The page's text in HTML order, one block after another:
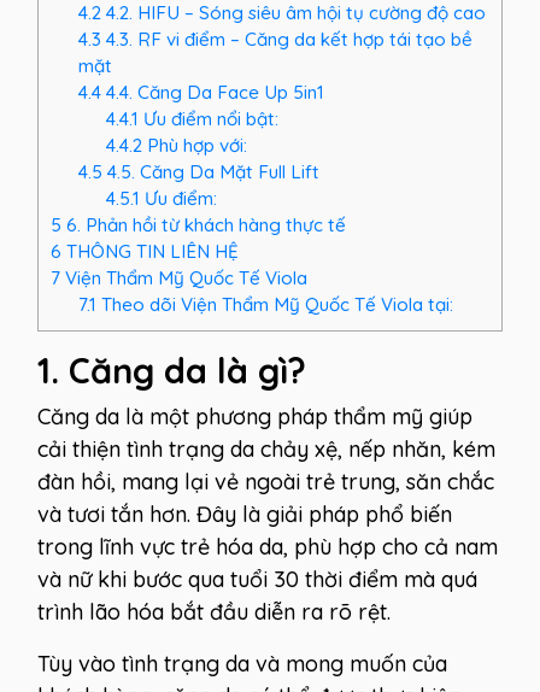
4.24.2. HIFU – Sóng siêu âm hội tụ cường độ cao
4.3 4.3. RF vi điểm – Căng da kết hợp tái tạo bề
mặt
4.44.4. Căng Da Face Up 5in1
4.4.1 Ưu điểm nổi bật:
4.4.2Phù hợp với:
4.5 4.5. Căng Da Mặt Full Lift
4.5.1 Ưu điểm:
5 6. Phản hồi từ khách hàng thực tế
6 THÔNG TIN LIÊN HỆ
7 Viện Thẩm Mỹ Quốc Tế Viola
7.1 Theo dõi Viện Thẩm Mỹ Quốc Tế Viola tại:
1. Căng da là gì?
Căng da là một phương pháp thẩm mỹ giúp
cải thiện tình trạng da chảy xệ, nếp nhăn, kém
đàn hồi, mang lại vẻ ngoài trẻ trung, săn chắc
và tươi tắn hơn. Đây là giải pháp phổ biến
trong lĩnh vực trẻ hóa da, phù hợp cho cả nam
và nữ khi bước qua tuổi 30 thời điểm mà quá
trình lão hóa bắt đầu diễn ra rõ rệt.
Tùy vào tình trạng da và mong muốn của